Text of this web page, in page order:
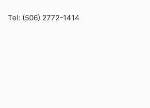
Tel: (506) 2772-1414